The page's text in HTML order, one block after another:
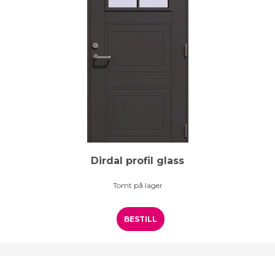
Dirdal profil glass
Tomt på lager
BESTILL